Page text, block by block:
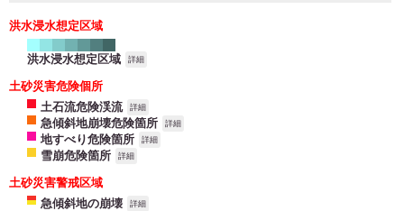
洪水浸水想定区域
洪水浸水想定区域 詳細
土砂災害危険個所
土石流危険渓流
詳細
急傾斜地崩壊危険箇所 詳細
地すべり危険箇所 詳細
雪崩危険箇所 詳細
土砂災害警戒区域
急傾斜地の崩壊
詳細